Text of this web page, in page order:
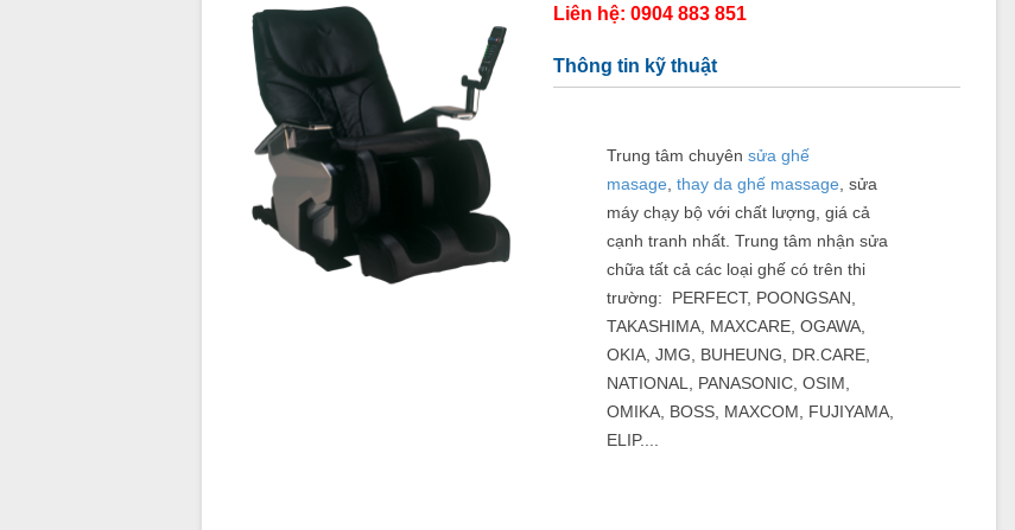
Liên hệ: 0904 883 851
Thông tin kỹ thuật
Trung tâm chuyênsửa ghế
masage ,thay da ghế massage , sửa
máy chạy bộ với chất lượng, giá cả
cạnh tranh nhất. Trung tâm nhận sửa
chữa tất cả các loại ghế có trên thi
trường: PERFECT, POONGSAN,
TAKASHIMA, MAXCARE, OGAWA,
OKIA, JMG, BUHEUNG, DR.CARE,
NATIONAL, PANASONIC, OSIM,
OMIKA, BOSS, MAXCOM, FUJIYAMA,
ELIP....